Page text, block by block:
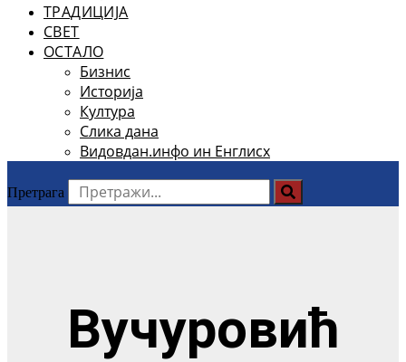
ТРАДИЦИЈА
СВЕТ
ОСТАЛО
Бизнис
Историја
Култура
Слика дана
Видовдан.инфо ин Енглисх
Претрага
Вучуровић